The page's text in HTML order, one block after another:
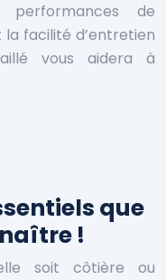
performances de
facilité d’entretien
vous aidera à
que
!
soit côtière ou